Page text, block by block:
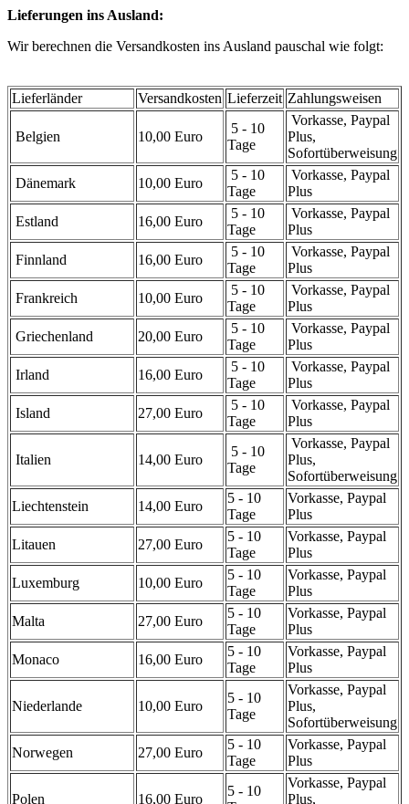
Lieferungen ins Ausland:
Wir berechnen die Versandkosten ins Ausland pauschal wie folgt:
Lieferländer Versandkosten Lieferzeit Zahlungsweisen
Belgien 10,00 Euro
5 - 10
Tage
Vorkasse, Paypal
Plus,
Sofortüberweisung
Dänemark
10,00 Euro
5 - 10
Tage
Vorkasse, Paypal
Plus
Estland
16,00 Euro
5 - 10
Tage
Vorkasse, Paypal
Plus
Finnland
16,00 Euro
5 - 10
Tage
Vorkasse, Paypal
Plus
Frankreich
10,00 Euro
5 - 10
Tage
Vorkasse, Paypal
Plus
Griechenland
20,00 Euro
5 - 10
Tage
Vorkasse, Paypal
Plus
Irland
16,00 Euro
5 - 10
Tage
Vorkasse, Paypal
Plus
Island
27,00 Euro
5 - 10
Tage
Vorkasse, Paypal
Plus
Italien 14,00 Euro
5 - 10
Tage
Vorkasse, Paypal
Plus,
Sofortüberweisung
Liechtenstein
14,00 Euro
5 - 10
Tage
Vorkasse, Paypal
Plus
Litauen
27,00 Euro
5 - 10
Tage
Vorkasse, Paypal
Plus
Luxemburg
10,00 Euro
5 - 10
Tage
Vorkasse, Paypal
Plus
Malta
27,00 Euro
5 - 10
Tage
Vorkasse, Paypal
Plus
Monaco
16,00 Euro
5 - 10
Tage
Vorkasse, Paypal
Plus
Niederlande 10,00 Euro
5 - 10
Tage
Vorkasse, Paypal
Plus,
Sofortüberweisung
Norwegen
27,00 Euro
5 - 10
Tage
Vorkasse, Paypal
Plus
Polen 16,00 Euro
5 - 10
Vorkasse, Paypal
Plus,